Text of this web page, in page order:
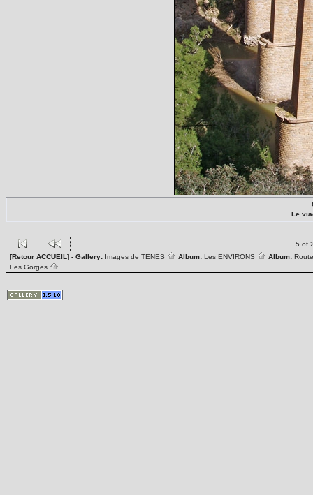
Le
5 of
[Retour ACCUEIL] - Gallery: Images de TENES Album: Les ENVIRONS Album:
Les Gorges